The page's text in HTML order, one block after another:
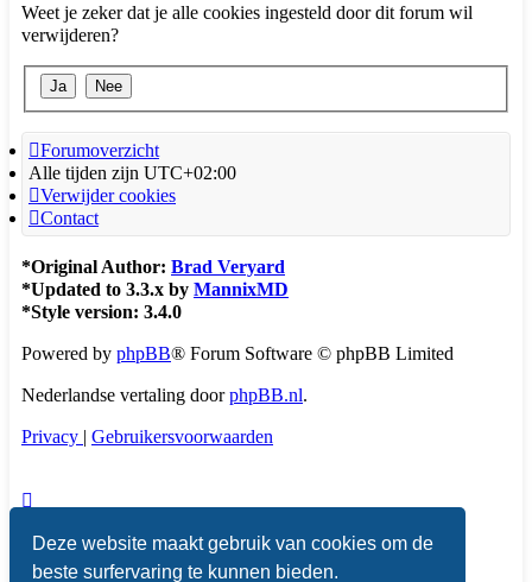
Deze website maakt gebruik van cookies om de
beste surfervaring te kunnen bieden.
Weet je zeker dat je alle cookies ingesteld door dit forum wil
verwijderen?
Forumoverzicht
Alle tijden zijn UTC+02:00
Verwijder cookies
Contact
*Original Author: Brad Veryard
*Updated to 3.3.x by MannixMD
*Style version: 3.4.0
Powered by phpBB® Forum Software © phpBB Limited
Nederlandse vertaling doorphpBB.nl.
Privacy | Gebruikersvoorwaarden